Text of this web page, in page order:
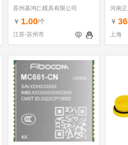
苏州基鸿仁模具有限公司
￥ 1.00/个
江苏-苏州市
河南
￥
上海